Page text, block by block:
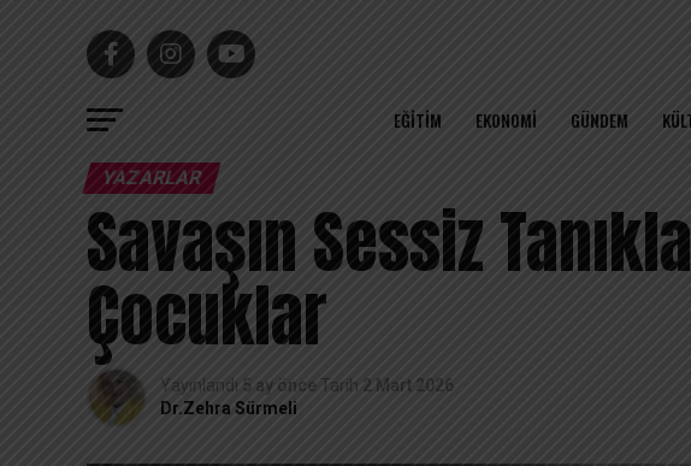
EĞITIM EKONOMI GÜNDEM
YAZARLAR
Savaşın Sessiz
Çocuklar
Yayınlandı 5 ay önce Tarih 2 Mart 2026
Dr.Zehra Sürmeli